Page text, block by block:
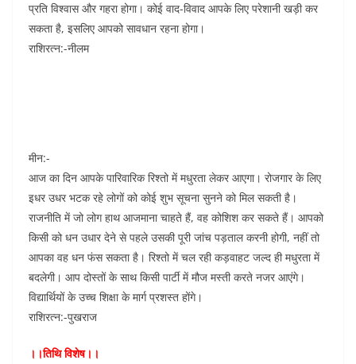
प्रति विश्वास और गहरा होगा। कोई वाद-विवाद आपके लिए परेशानी खड़ी कर
सकता है, इसलिए आपको सावधान रहना होगा।
राशिरत्न:-नीलम
मीन:-
आज का दिन आपके पारिवारिक रिश्तो में मधुरता लेकर आएगा। रोजगार के लिए
इधर उधर भटक रहे लोगों को कोई शुभ सूचना सुनने को मिल सकती है।
राजनीति में जो लोग हाथ आजमाना चाहते हैं, वह कोशिश कर सकते हैं। आपको
किसी को धन उधार देने से पहले उसकी पूरी जांच पड़ताल करनी होगी, नहीं तो
आपका वह धन फंस सकता है। रिश्तो में चल रही कड़वाहट जल्द ही मधुरता में
बदलेगी। आप दोस्तों के साथ किसी पार्टी में मौज मस्ती करते नजर आएंगे।
विद्यार्थियों के उच्च शिक्षा के मार्ग प्रशस्त होंगे।
राशिरत्न:-पुखराज
।।तिथि विशेष।।